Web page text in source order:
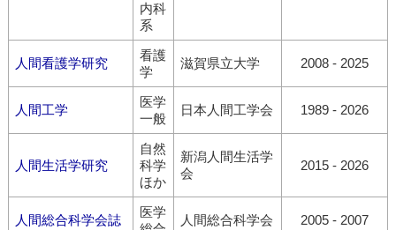
内科
系
人間看護学研究
看護
学
滋賀県立大学 2008 - 2025
人間工学
医学
一般
日本人間工学会 1989 - 2026
人間生活学研究
自然
科学
ほか
新潟人間生活学
会
2015 - 2026
人間総合科学会誌
医学
人間総合科学会 2005 - 2007